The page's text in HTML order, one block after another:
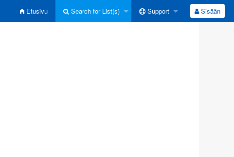
Etusivu Search for List(s) Support Sisään